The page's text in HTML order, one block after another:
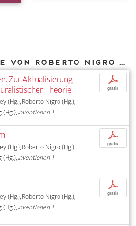
Weitere Texte von Roberto Nigro bei DIAPHANES
Zur Aktualisierung
Theorie
(Hg.), Roberto Nigro (Hg.),
(Hg.),Inventionen 1
p
gratis
(Hg.), Roberto Nigro (Hg.),
(Hg.),Inventionen 1
p
gratis
(Hg.), Roberto Nigro (Hg.),
(Hg.),Inventionen 1
p
gratis